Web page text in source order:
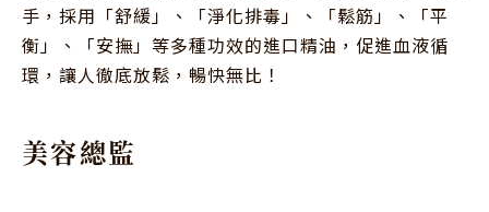
手，採用「舒緩」、「淨化排毒」、「鬆筋」、「平
衡」、「安撫」等多種功效的進口精油，促進血液循
環，讓人徹底放鬆，暢快無比！
美容總監